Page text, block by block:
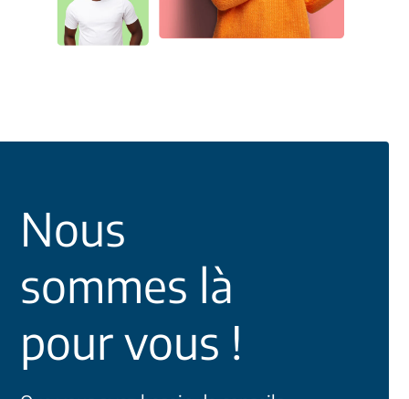
Nous
sommes là
pour vous !